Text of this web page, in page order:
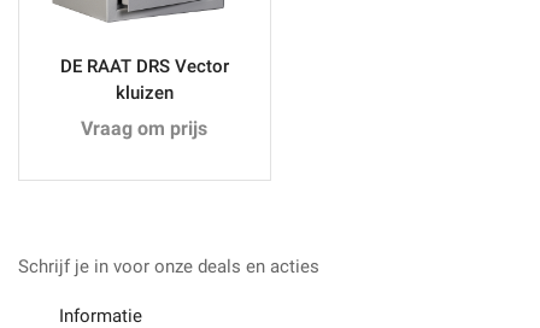
DE RAAT DRS Vector
kluizen
Vraag om prijs
Schrijf je in voor onze deals en acties
Informatie